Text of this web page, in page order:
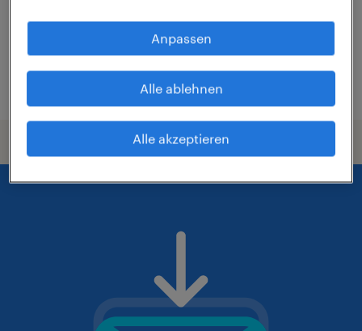
Gesundheit und Sozialwesen
Anpassen
Alle ablehnen
Alle akzeptieren